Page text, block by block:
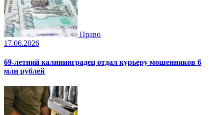
Право
17.06.2026
69-летний калининградец отдал курьеру мошенников 6
млн рублей